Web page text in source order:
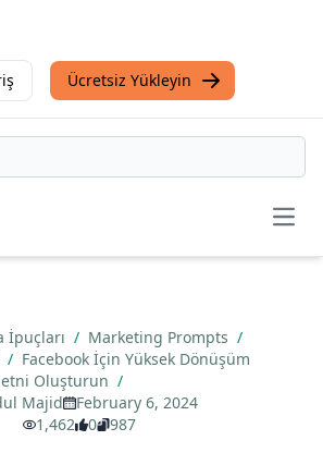
Ücretsiz Yükleyin
İpuçları / Marketing Prompts /
/ Facebook İçin Yüksek Dönüşüm
Oluşturun /
Majid
February 6, 2024
1,462
0 987